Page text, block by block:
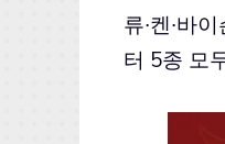
류∙켄∙바
터 5종 모